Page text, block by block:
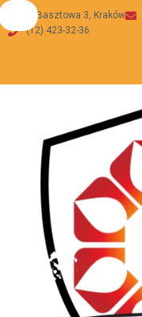
ul Basztowa 3, Kraków
(12) 423-32-36